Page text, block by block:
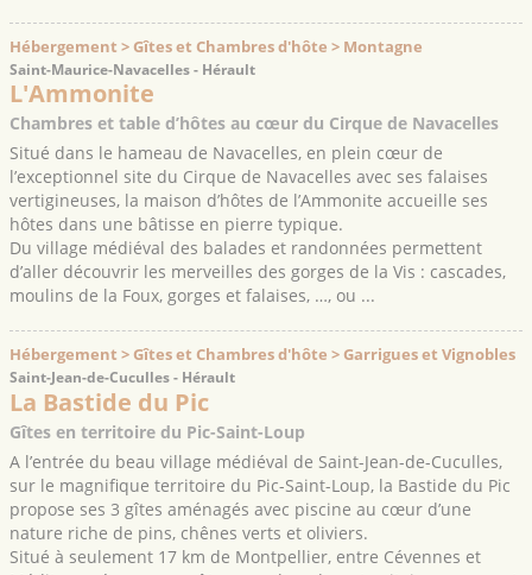
Hébergement > Gîtes et Chambres d'hôte > Montagne
Saint-Maurice-Navacelles - Hérault
L'Ammonite
Chambres et table d’hôtes au cœur du Cirque de Navacelles
Situé dans le hameau de Navacelles, en plein cœur de
l’exceptionnel site du Cirque de Navacelles avec ses falaises
vertigineuses, la maison d’hôtes de l’Ammonite accueille ses
hôtes dans une bâtisse en pierre typique.
Du village médiéval des balades et randonnées permettent
d’aller découvrir les merveilles des gorges de la Vis : cascades,
moulins de la Foux, gorges et falaises, …, ou ...
Hébergement > Gîtes et Chambres d'hôte > Garrigues et Vignobles
Saint-Jean-de-Cuculles - Hérault
La Bastide du Pic
Gîtes en territoire du Pic-Saint-Loup
A l’entrée du beau village médiéval de Saint-Jean-de-Cuculles,
sur le magnifique territoire du Pic-Saint-Loup, la Bastide du Pic
propose ses 3 gîtes aménagés avec piscine au cœur d’une
nature riche de pins, chênes verts et oliviers.
Situé à seulement 17 km de Montpellier, entre Cévennes et